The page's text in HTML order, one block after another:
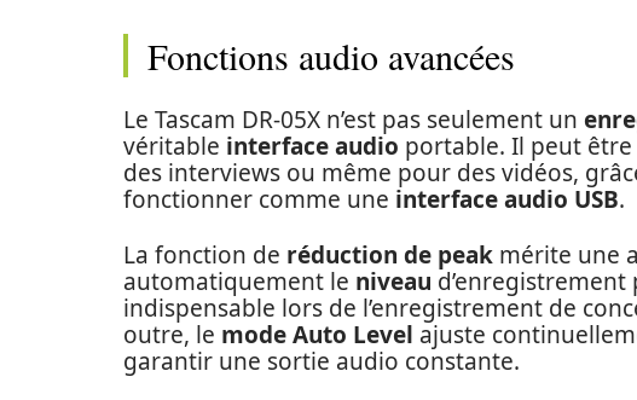
Fonctions audio avancées
Le Tascam DR-05X n’est pas seulement un
véritable interface audio portable. Il peut
des interviews ou même pour des vidéos,
fonctionner comme une interface audio USB.
La fonction de réduction de peak mérite une
automatiquement le niveau
indispensable lors de l’enregistrement de
outre, le mode Auto Level ajuste
garantir une sortie audio constante.